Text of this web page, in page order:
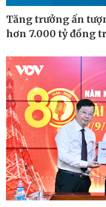
Ô tô
Xe máy
Tư vấn
Tăng trưởng ấn
hơn 7.000 tỷ đồng